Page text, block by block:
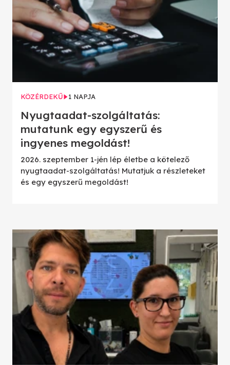
KÖZÉRDEKŰ 1 NAPJA
Nyugtaadat-szolgáltatás:
mutatunk egy egyszerű és
ingyenes megoldást!
2026. szeptember 1-jén lép életbe a kötelező
nyugtaadat-szolgáltatás! Mutatjuk a részleteket
és egy egyszerű megoldást!